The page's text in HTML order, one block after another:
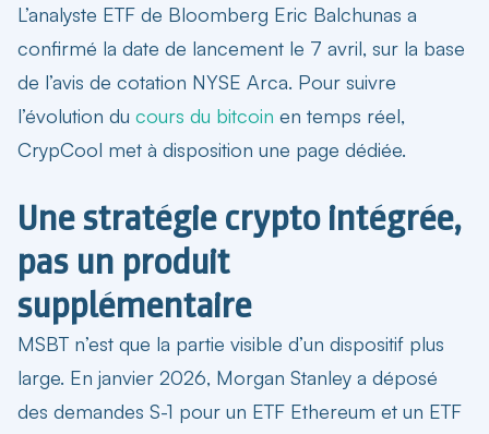
L’analyste ETF de Bloomberg Eric Balchunas a
confirmé la date de lancement le 7 avril, sur la base
de l’avis de cotation NYSE Arca. Pour suivre
l’évolution du cours du bitcoin en temps réel,
CrypCool met à disposition une page dédiée.
Une stratégie crypto intégrée,
pas un produit
supplémentaire
MSBT n’est que la partie visible d’un dispositif plus
large. En janvier 2026, Morgan Stanley a déposé
des demandes S-1 pour un ETF Ethereum et un ETF